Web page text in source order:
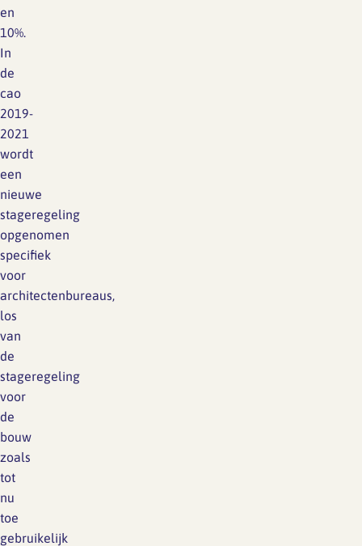
en
10%.
In
de
cao
2019-
2021
wordt
een
nieuwe
stageregeling
opgenomen
specifiek
voor
architectenbureaus,
los
van
de
stageregeling
voor
de
bouw
zoals
tot
nu
toe
gebruikelijk